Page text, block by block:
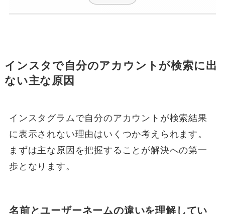
インスタで自分のアカウントが検索に出
ない主な原因
インスタグラムで自分のアカウントが検索結果
に表示されない理由はいくつか考えられます。
まずは主な原因を把握することが解決への第一
歩となります。
名前とユーザーネームの違いを理解してい